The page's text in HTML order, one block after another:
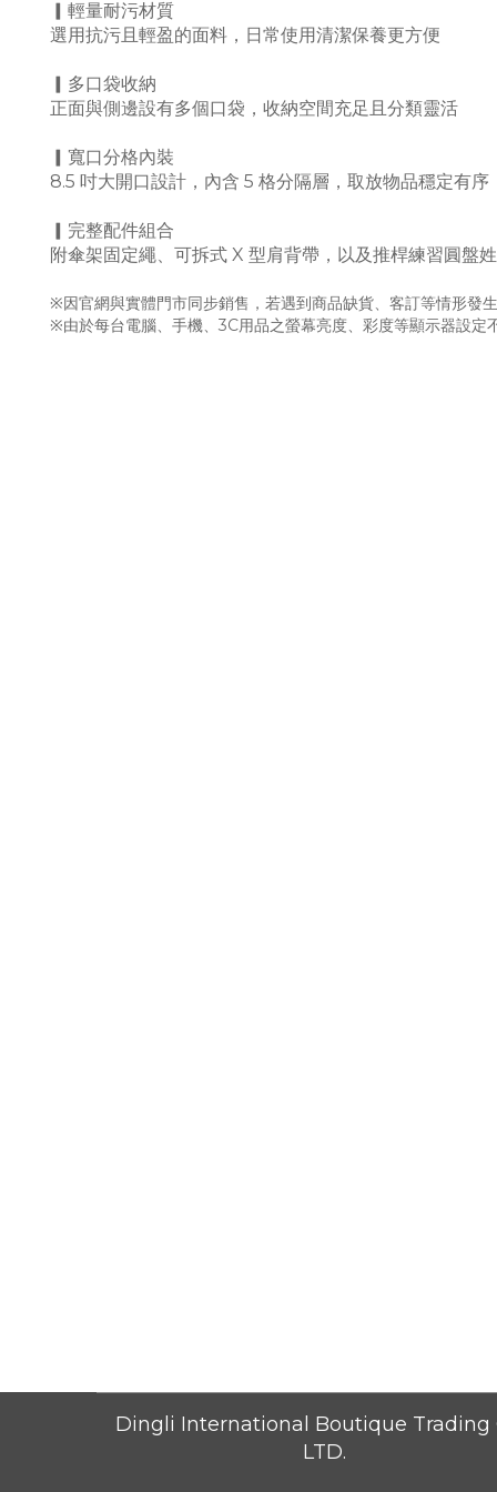
▎輕量耐污材質
選用抗污且輕盈的面料，日常使用清潔保養更方便
▎多口袋收納
正面與側邊設有多個口袋，收納空間充足且分類靈活
▎寬口分格內裝
8.5 吋大開口設計，內含 5 格分隔層，取放物品穩定有序
▎完整配件組合
附傘架固定繩、可拆式 X 型肩背帶，以及推桿練習圓盤
※因官網與實體門市同步銷售，若遇到商品缺貨、客訂等情形發
※由於每台電腦、手機、3C用品之螢幕亮度、彩度等顯示器設
Dingli International Boutique Trading
LTD.